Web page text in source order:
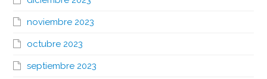
noviembre 2023
octubre 2023
septiembre 2023